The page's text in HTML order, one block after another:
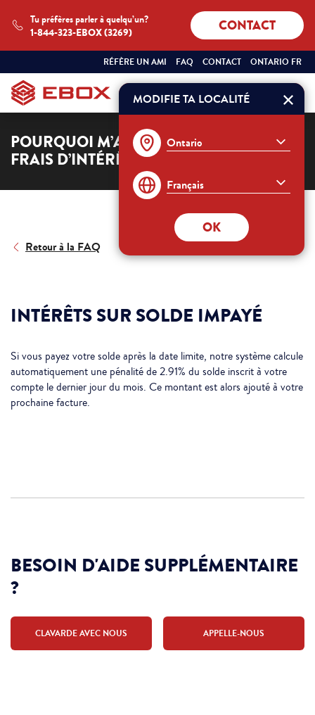
Tu préfères parler à quelqu’un?
1-844-323-EBOX (3269)
CONTACT
RÉFÈRE UN AMI FAQ CONTACT
SÉLECTIONNEZ
VOTRE
PROVINCE
LANGUE
ONTARIO
FRANÇAIS
ONTARIO FR
MODIFIE TA LOCALITÉ
OK
Commander
POURQUOI M’A T’ON FACTURÉ DES
FRAIS D’INTÉRÊT?
Retour à la FAQ
INTÉRÊTS SUR SOLDE IMPAYÉ
Si vous payez votre solde après la date limite, notre système calcule
automatiquement une pénalité de 2.91% du solde inscrit à votre
compte le dernier jour du mois. Ce montant est alors ajouté à votre
prochaine facture.
BESOIN D'AIDE SUPPLÉMENTAIRE
?
CLAVARDE AVEC NOUS APPELLE-NOUS